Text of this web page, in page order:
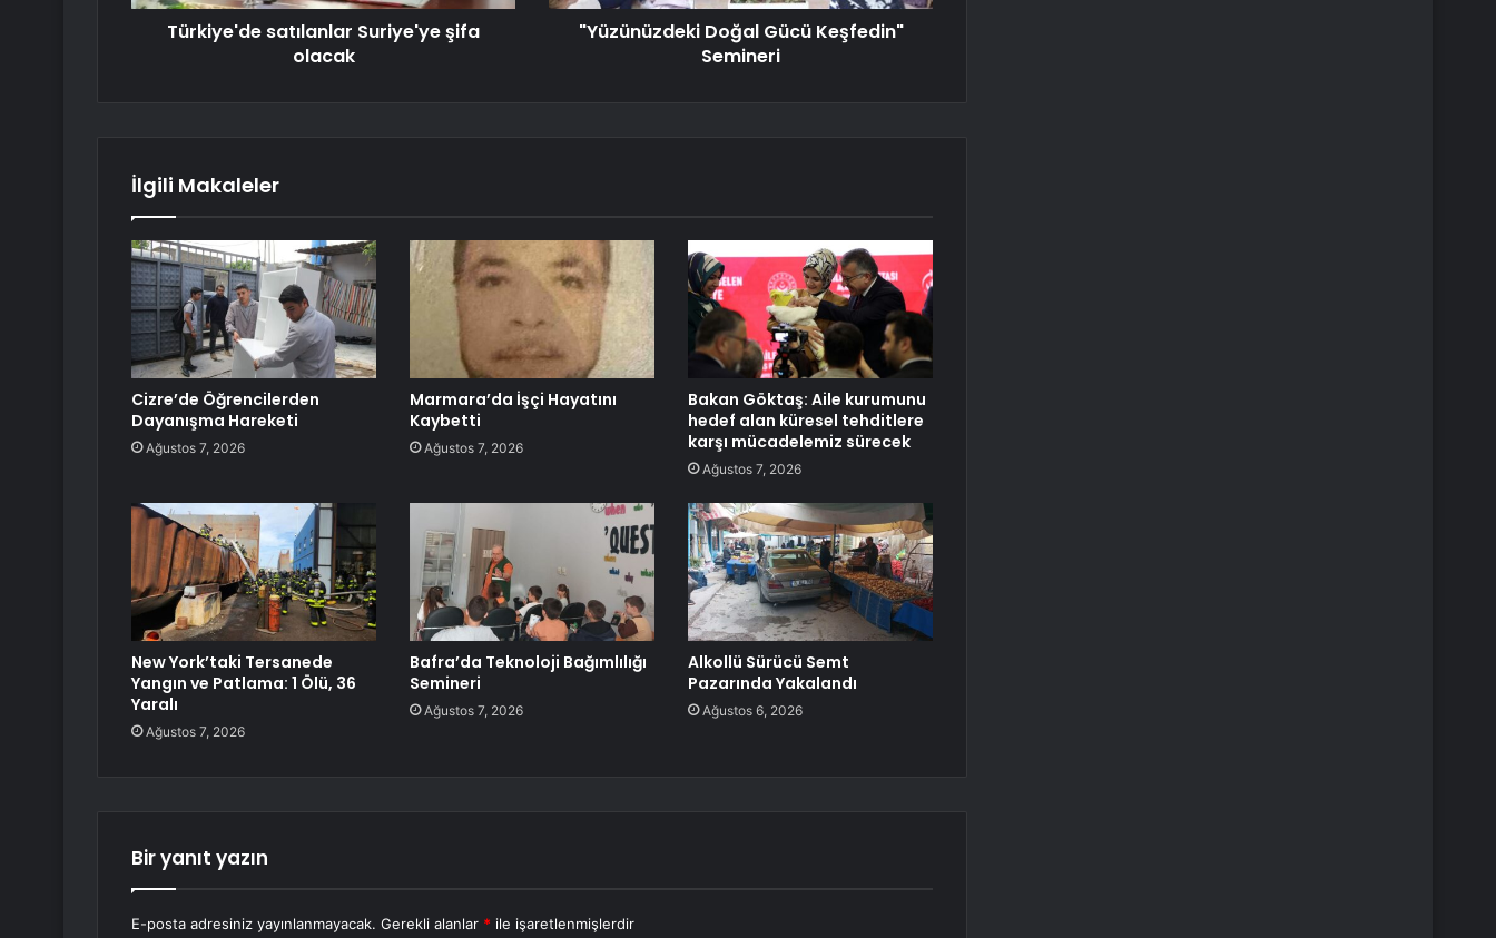
Türkiye'de satılanlar Suriye'ye şifa
olacak
"Yüzünüzdeki Doğal Gücü Keşfedin"
Semineri
İlgili Makaleler
Cizre’de Öğrencilerden
Dayanışma Hareketi
Ağustos 7, 2026
Marmara’da İşçi Hayatını
Kaybetti
Ağustos 7, 2026
Bakan Göktaş: Aile kurumunu
hedef alan küresel tehditlere
karşı mücadelemiz sürecek
Ağustos 7, 2026
New York’taki Tersanede
Yangın ve Patlama: 1 Ölü, 36
Yaralı
Ağustos 7, 2026
Bafra’da Teknoloji Bağımlılığı
Semineri
Ağustos 7, 2026
Alkollü Sürücü Semt
Pazarında Yakalandı
Ağustos 6, 2026
Bir yanıt yazın
E-posta adresiniz yayınlanmayacak. Gerekli alanlar * ile işaretlenmişlerdir